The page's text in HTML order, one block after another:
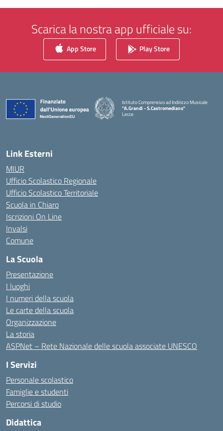
Scarica la nostra app ufficiale su:
App Store Play Store
Istituto Comprensivo ad Indirizzo Musicale
"A.Grandi - S.Castromediano"
Lecce
Link Esterni
MIUR
Ufficio Scolastico Regionale
Ufficio Scolastico Territoriale
Scuola in Chiaro
Iscrizioni On Line
Invalsi
Comune
La Scuola
Presentazione
I luoghi
I numeri della scuola
Le carte della scuola
Organizzazione
La storia
ASPNet – Rete Nazionale delle scuola associate UNESCO
I Servizi
Personale scolastico
Famiglie e studenti
Percorsi di studio
Didattica